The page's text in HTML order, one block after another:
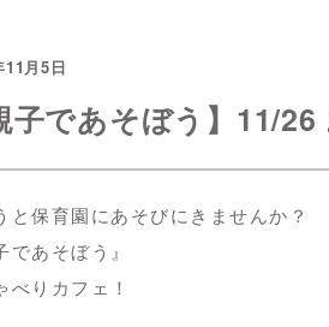
11月5日
子であそぼう】11/
と保育園にあそびにきませんか？
であそぼう』
べりカフェ！